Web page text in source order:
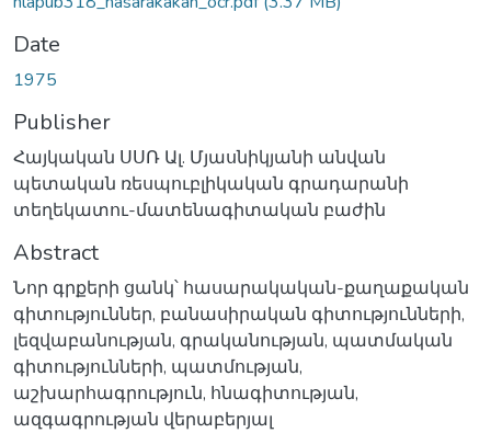
Date
1975
Publisher
Հայկական ՍՍՌ Ալ. Մյասնիկյանի անվան
պետական ռեսպուբլիկական գրադարանի
տեղեկատու-մատենագիտական բաժին
Abstract
Նոր գրքերի ցանկ՝ հասարակական-քաղաքական
գիտություններ, բանասիրական գիտությունների,
լեզվաբանության, գրականության, պատմական
գիտությունների, պատմության,
աշխարհագրություն, հնագիտության,
ազգագրության վերաբերյալ